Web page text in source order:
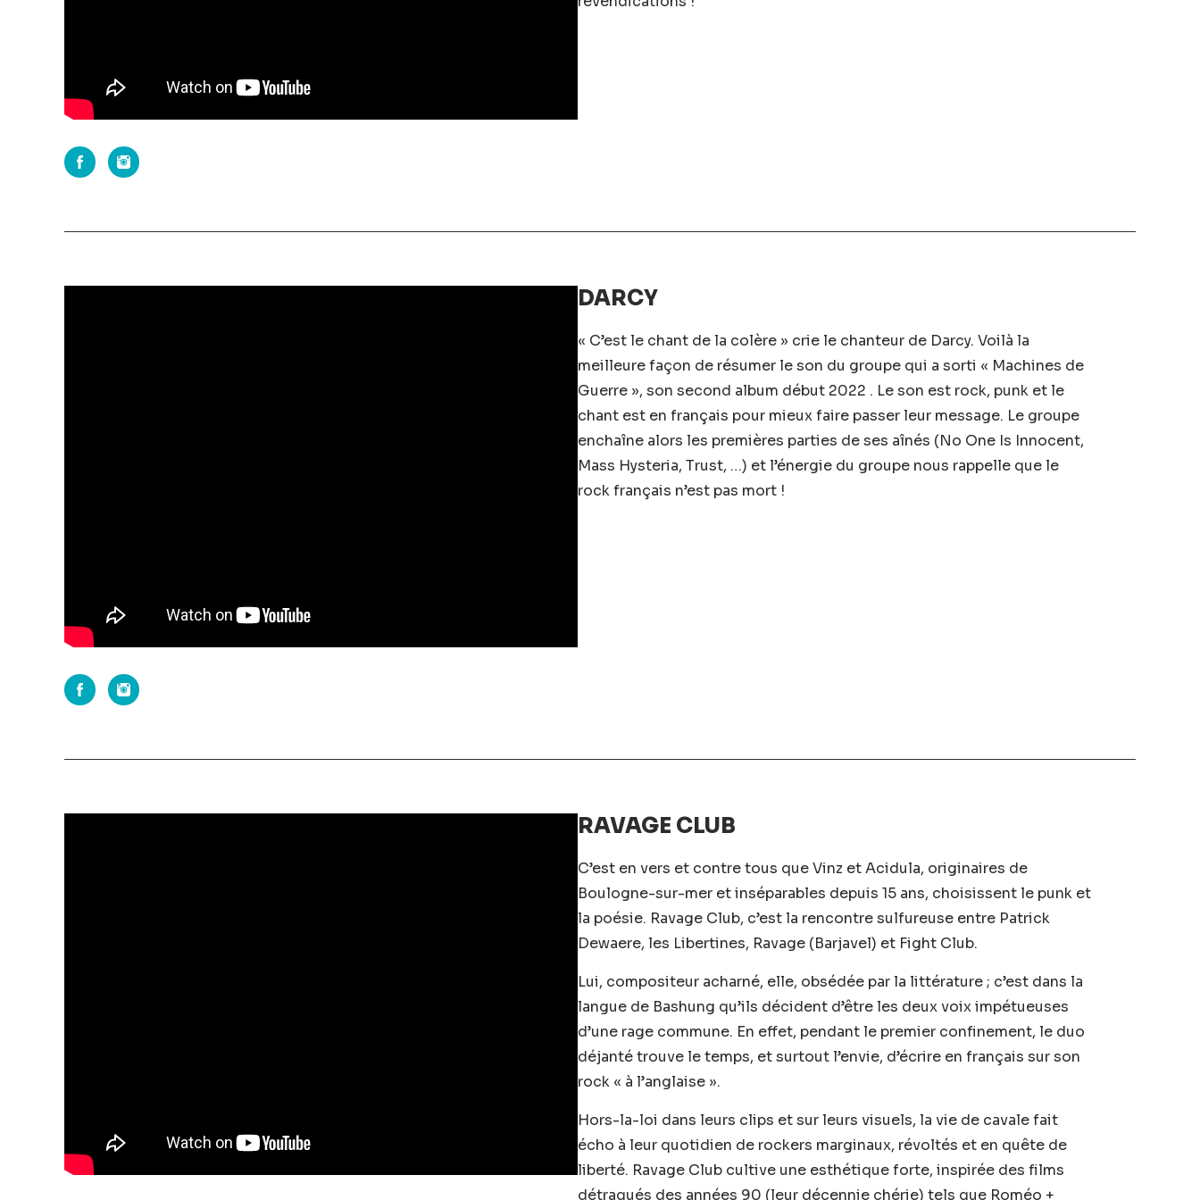
DARCY
« C’est le chant de la colère » crie le chanteur de Darcy. Voilà la
meilleure façon de résumer le son du groupe qui a sorti « Machines de
Guerre », son second album début 2022 . Le son est rock, punk et le
chant est en français pour mieux faire passer leur message. Le groupe
enchaîne alors les premières parties de ses aînés (No One Is Innocent,
Mass Hysteria, Trust, …) et l’énergie du groupe nous rappelle que le
rock français n’est pas mort !
RAVAGE CLUB
C’est en vers et contre tous que Vinz et Acidula, originaires de
Boulogne-sur-mer et inséparables depuis 15 ans, choisissent le punk et
la poésie. Ravage Club, c’est la rencontre sulfureuse entre Patrick
Dewaere, les Libertines, Ravage (Barjavel) et Fight Club.
Lui, compositeur acharné, elle, obsédée par la littérature ; c’est dans la
langue de Bashung qu’ils décident d’être les deux voix impétueuses
d’une rage commune. En effet, pendant le premier confinement, le duo
déjanté trouve le temps, et surtout l’envie, d’écrire en français sur son
rock « à l’anglaise ».
Hors-la-loi dans leurs clips et sur leurs visuels, la vie de cavale fait
écho à leur quotidien de rockers marginaux, révoltés et en quête de
liberté. Ravage Club cultive une esthétique forte, inspirée des films
détraqués des années 90 (leur décennie chérie) tels que Roméo +